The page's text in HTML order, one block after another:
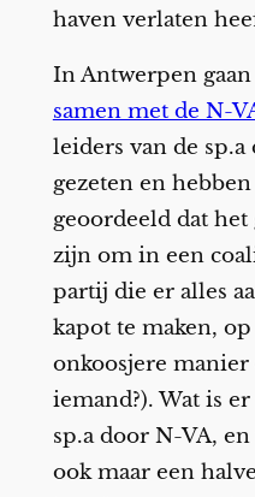
haven verlaten
In Antwerpen gaan
samen met de N-
leiders van de sp.a
gezeten en
geoordeeld dat
zijn om in een
partij die er alles
kapot te maken,
onkoosjere manier
iemand?). Wat is
sp.a door N-VA,
ook maar een